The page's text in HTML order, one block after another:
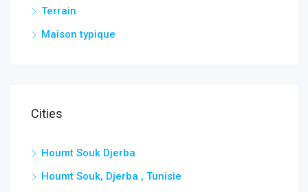
Terrain
Maison typique
Cities
Houmt Souk Djerba
Houmt Souk, Djerba , Tunisie